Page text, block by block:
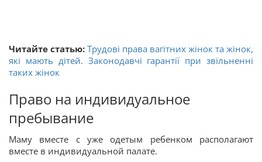
Читайте статью: Трудові права вагітних жінок та жінок,
які мають дітей. Законодавчі гарантії при звільненні
таких жінок
Право на индивидуальное
пребывание
Маму вместе с уже одетым ребенком располагают
вместе в индивидуальной палате.